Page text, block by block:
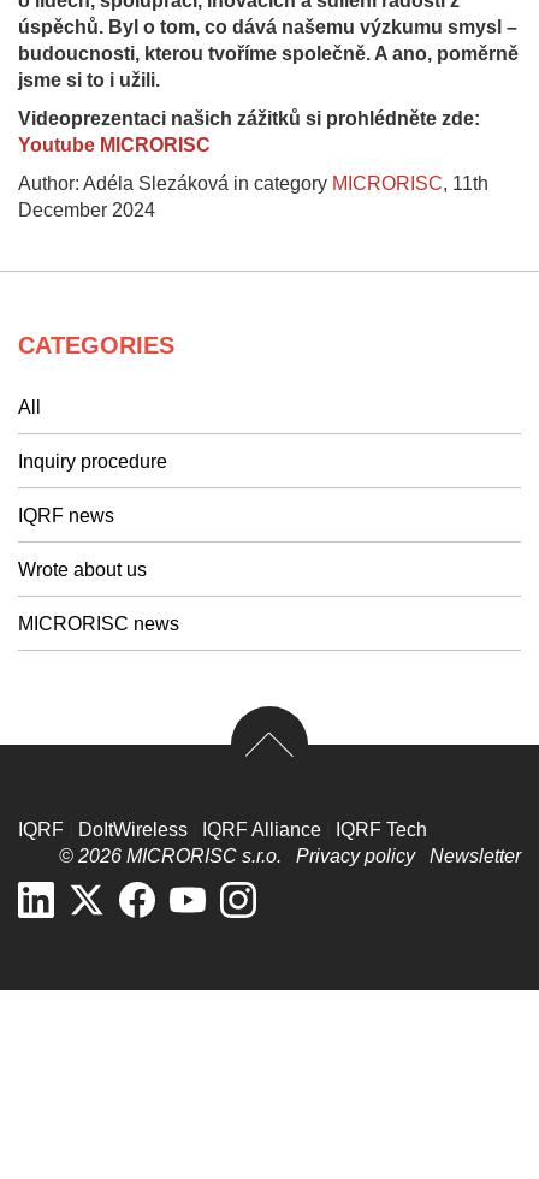
úspěchů. Byl o tom, co dává našemu výzkumu smysl –
budoucnosti, kterou tvoříme společně. A ano, poměrně
jsme si to i užili.
Videoprezentaci našich zážitků si prohlédněte zde:
Youtube MICRORISC
Author: Adéla Slezáková in category MICRORISC, 11th
December 2024
CATEGORIES
All
Inquiry procedure
IQRF news
Wrote about us
MICRORISC news
IQRF DoItWireless IQRF Alliance
IQRF Tech
© 2026 MICRORISC s.r.o. Privacy policy Newsletter